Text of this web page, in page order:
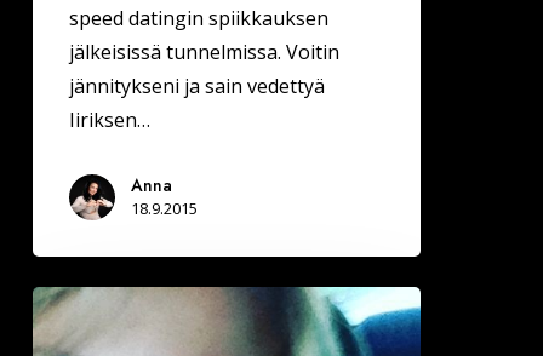
speed datingin spiikkauksen
jälkeisissä tunnelmissa. Voitin
jännitykseni ja sain vedettyä
Iiriksen…
Anna
18.9.2015
Onko
ikäerolla